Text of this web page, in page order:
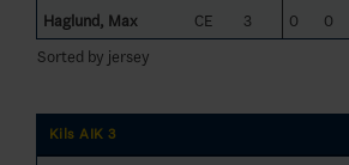
Haglund, Max
CE 3 0 0
Sorted by jersey
Kils AIK 3